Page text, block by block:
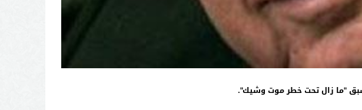
"ما زال تحت خطر موت وشيك".